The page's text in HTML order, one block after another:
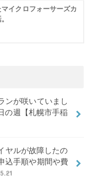
イクロフォーサーズカ
ンが咲いていまし
の週【札幌市手稲
ヤルが故障したの
込手順や期間や費